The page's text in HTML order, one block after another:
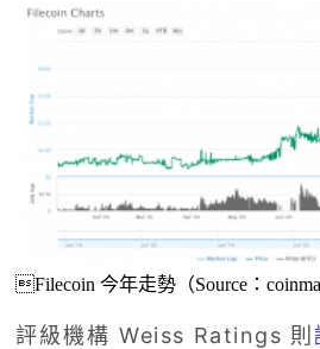
Filecoin 今年走勢（Source：
評級機構 Weiss Ratings 則